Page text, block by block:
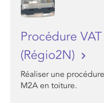
Procédure
(Régio2N)
Réaliser une
M2A en toiture.